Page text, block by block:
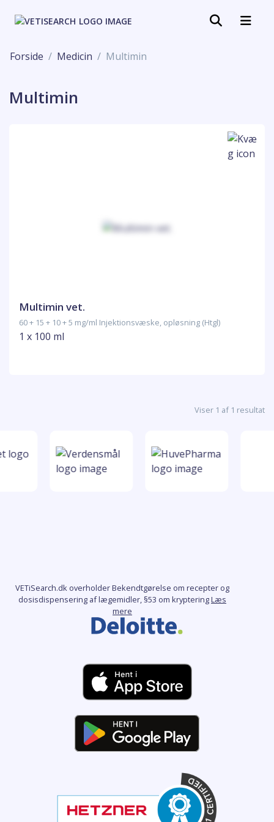
Forside Medicin Multimin
Multimin
Multimin vet.
60 + 15 + 10 + 5 mg/ml Injektionsvæske, opløsning (Htgl)
1 x 100 ml
Viser 1 af 1 resultat
VETiSearch.dk overholder Bekendtgørelse om recepter og
dosisdispensering af lægemidler, §53 om krypteringLæs
mere